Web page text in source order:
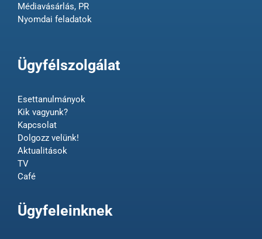
Médiavásárlás, PR
Nyomdai feladatok
Ügyfélszolgálat
Esettanulmányok
Kik vagyunk?
Kapcsolat
Dolgozz velünk!
Aktualitások
TV
Café
Ügyfeleinknek